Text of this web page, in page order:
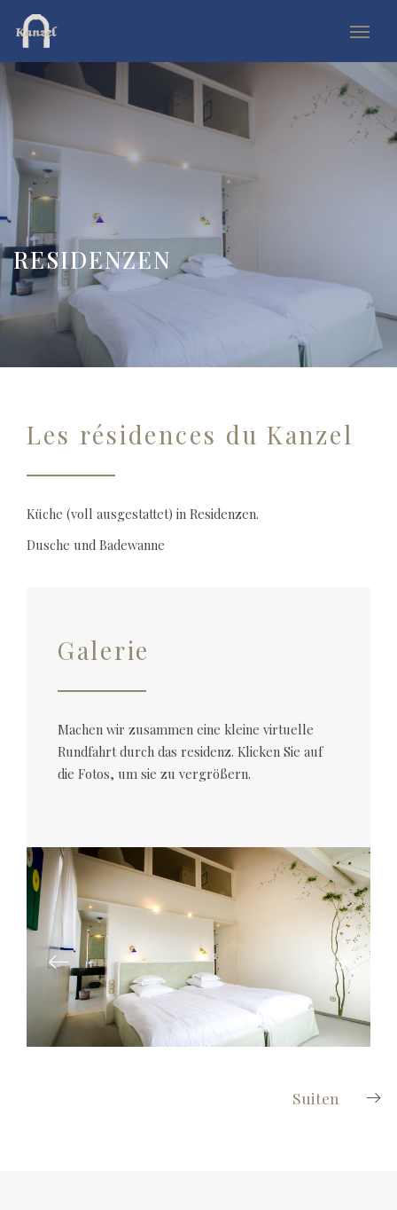
RESIDENZEN
Les résidences du Kanzel
Küche (voll ausgestattet) in Residenzen.
Dusche und Badewanne
Galerie
Machen wir zusammen eine kleine virtuelle
Rundfahrt durch das residenz. Klicken Sie auf
die Fotos, um sie zu vergrößern.
Suiten